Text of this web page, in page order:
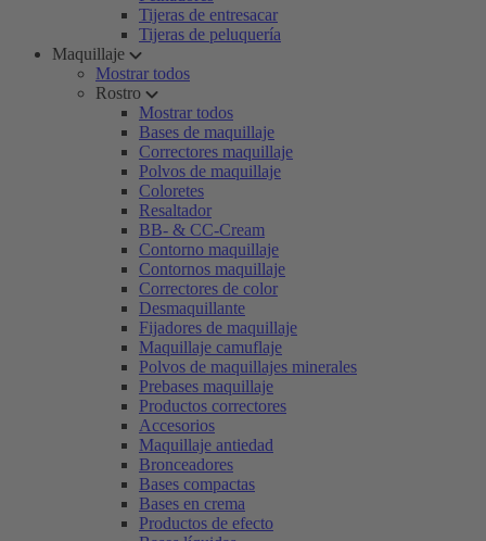
Tijeras de entresacar
Tijeras de peluquería
Maquillaje
Mostrar todos
Rostro
Mostrar todos
Bases de maquillaje
Correctores maquillaje
Polvos de maquillaje
Coloretes
Resaltador
BB- & CC-Cream
Contorno maquillaje
Contornos maquillaje
Correctores de color
Desmaquillante
Fijadores de maquillaje
Maquillaje camuflaje
Polvos de maquillajes minerales
Prebases maquillaje
Productos correctores
Accesorios
Maquillaje antiedad
Bronceadores
Bases compactas
Bases en crema
Productos de efecto